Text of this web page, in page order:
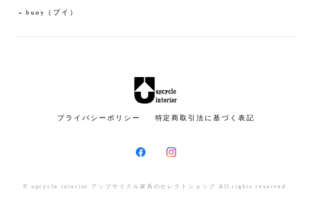
buøy（ブイ）
プライバシーポリシー 特定商取引法に基づく表記
© upcycle interior アップサイクル家具のセレクトショップ All rights reserved.